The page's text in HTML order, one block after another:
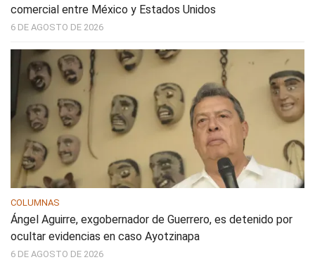
comercial entre México y Estados Unidos
6 DE AGOSTO DE 2026
COLUMNAS
Ángel Aguirre, exgobernador de Guerrero, es detenido por
ocultar evidencias en caso Ayotzinapa
6 DE AGOSTO DE 2026